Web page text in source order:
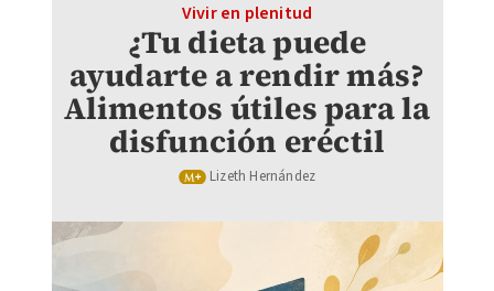
¿Tu dieta puede
ayudarte a rendir más?
Alimentos útiles para la
disfunción eréctil
Vivir en plenitud
Lizeth Hernández